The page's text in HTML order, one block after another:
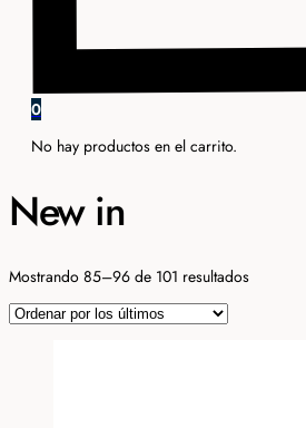
0
No hay productos en el carrito.
New in
Mostrando 85–96 de 101 resultadosOrdenado